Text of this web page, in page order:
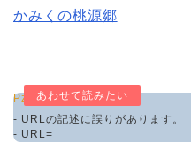
かみくの桃源郷
Pz-LinkCard
- URLの記述に誤りがあります。
- URL=